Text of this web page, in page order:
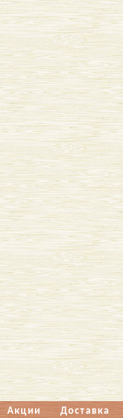
Акции Доставка